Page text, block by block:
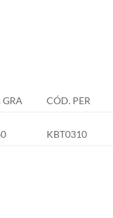
GRA CÓD. PER
KBT0310